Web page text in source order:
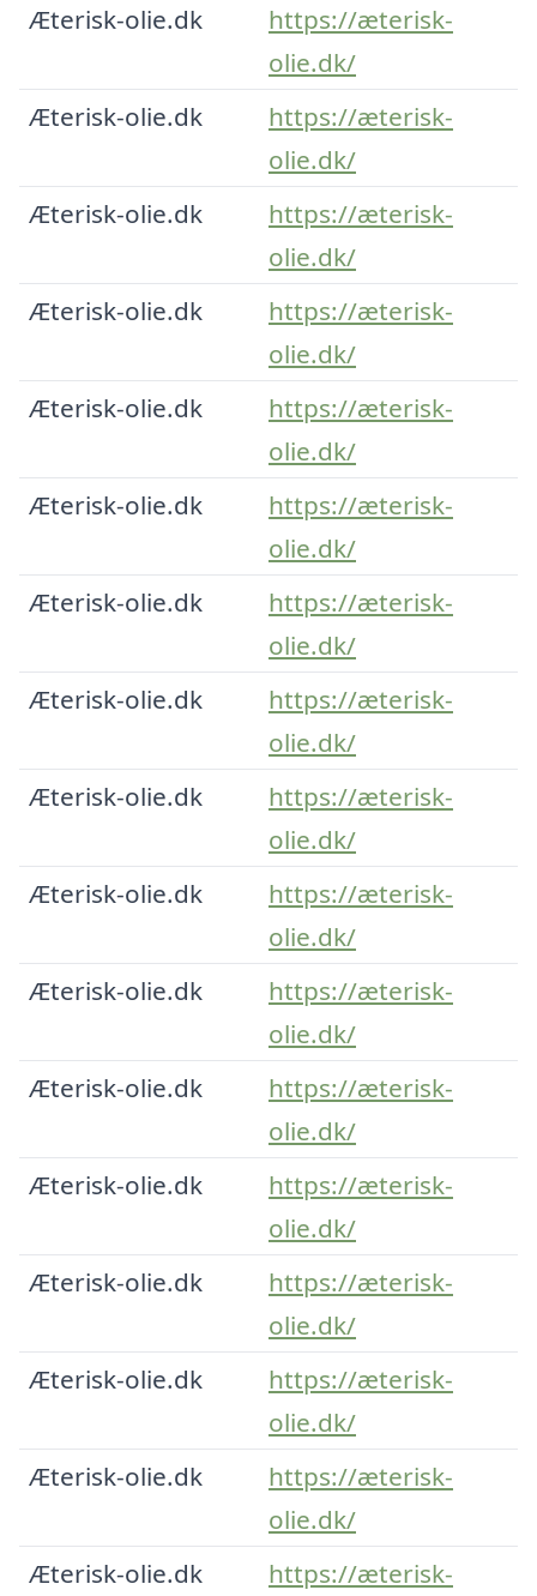
Æterisk-olie.dk
https://æterisk-
olie.dk/
Æterisk-olie.dk
https://æterisk-
olie.dk/
Æterisk-olie.dk
https://æterisk-
olie.dk/
Æterisk-olie.dk
https://æterisk-
olie.dk/
Æterisk-olie.dk
https://æterisk-
olie.dk/
Æterisk-olie.dk
https://æterisk-
olie.dk/
Æterisk-olie.dk
https://æterisk-
olie.dk/
Æterisk-olie.dk
https://æterisk-
olie.dk/
Æterisk-olie.dk
https://æterisk-
olie.dk/
Æterisk-olie.dk
https://æterisk-
olie.dk/
Æterisk-olie.dk
https://æterisk-
olie.dk/
Æterisk-olie.dk
https://æterisk-
olie.dk/
Æterisk-olie.dk
https://æterisk-
olie.dk/
Æterisk-olie.dk
https://æterisk-
olie.dk/
Æterisk-olie.dk
https://æterisk-
olie.dk/
Æterisk-olie.dk
https://æterisk-
olie.dk/
Æterisk-olie.dk
https://æterisk-